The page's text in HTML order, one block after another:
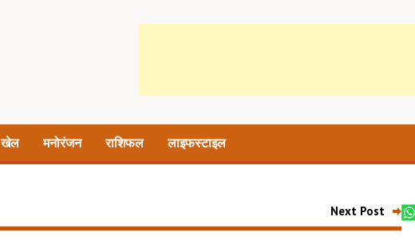
खेल मनोरंजन राशिफल लाइफस्टाइल
Next Post